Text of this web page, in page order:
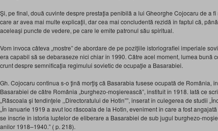
Şi, pe final, două cuvinte despre prestaţia penibilă a lui Gheorghe Cojocaru de a
care ar avea mai multe explicaţii, dar cea mai concludentă rezidă în faptul că,
aceleaşi puncte de vedere, pe care le emite patronul său spiritual.
Vom invoca câteva „mostre” de abordare de pe poziţiile istoriografiei imperiale
era capabil să se debaraseze nici chiar în 1990. Către acel moment, lumea bună
crunt despre semnificaţia regimului sovietic de ocupaţie a Basarabiei.
Gh. Cojocaru continua s-o ţină morţiş că Basarabia fusese ocupată de România,
Basarabiei de către România „burghezo-moşierească”, instituit în 1918. Iată ce
„Răscoala şi tendinţele ,,Directoratului de Hotin””, inserat în culegerea de studii
„În ianuarie 1919 a avut loc răscoala de la Hotin, eveniment în care a fost
se înscrie în istoria luptelor de eliberare a Basarabiei de sub jugul burghezo-
anilor 1918–1940.” ( p. 218).